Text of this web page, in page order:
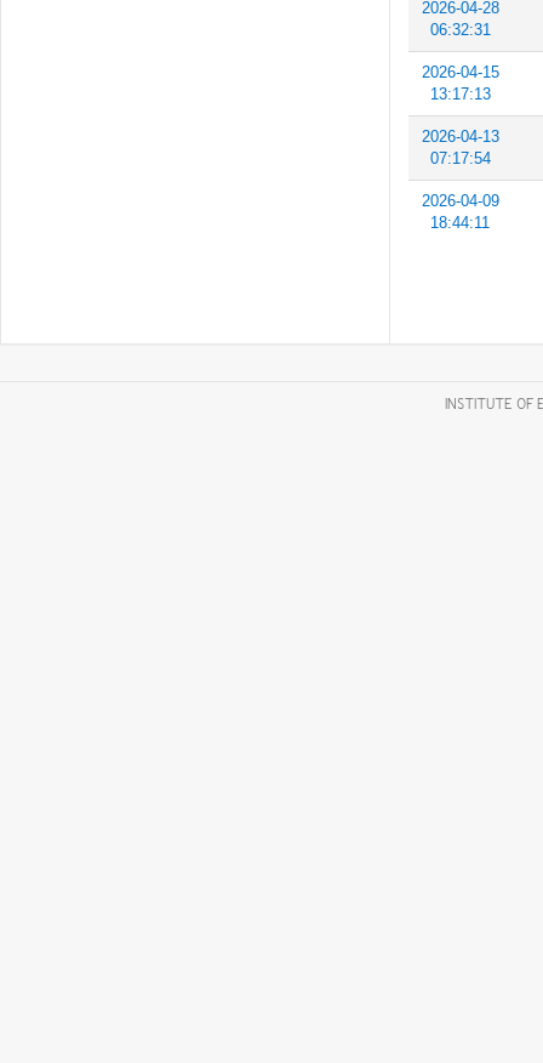
2026-04-28
06:32:31
2026-04-15
13:17:13
2026-04-13
07:17:54
2026-04-09
18:44:11
INSTITUTE OF